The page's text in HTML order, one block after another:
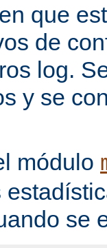
que
de
log.
y se
módulo
se